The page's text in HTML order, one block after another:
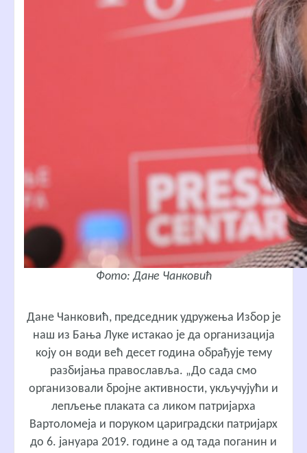
Фото: Дане Чанковић
Дане Чанковић, председник удружења Избор је
наш из Бања Луке истакао је да организација
коју он води већ десет година обрађује тему
разбијања православља. „До сада смо
организовали бројне активности, укључујући и
лепљење плаката са ликом патријарха
Вартоломеја и поруком цариградски патријарх
до 6. јануара 2019. године а од тада поганин и